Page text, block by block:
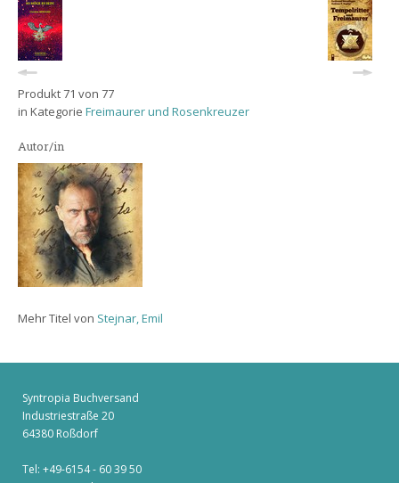
Produkt 71 von 77
in Kategorie Freimaurer und Rosenkreuzer
Autor/in
Mehr Titel von Stejnar, Emil
Syntropia Buchversand
Industriestraße 20
64380 Roßdorf
Tel: +49-6154 - 60 39 50